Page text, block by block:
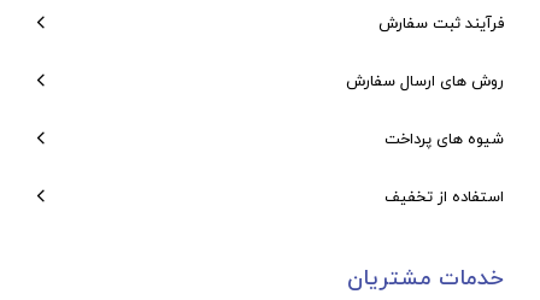
فرآیند ثبت سفارش
روش های ارسال سفارش
شیوه های پرداخت
استفاده از تخفیف
خدمات مشتریان